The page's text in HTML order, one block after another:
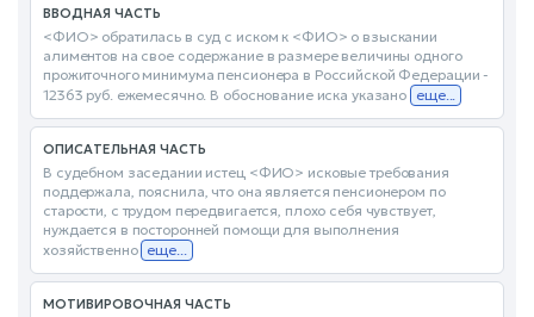
ВВОДНАЯ ЧАСТЬ
<ФИО> обратилась в суд с иском к <ФИО> о взыскании
алиментов на свое содержание в размере величины одного
прожиточного минимума пенсионера в Российской Федерации -
12363 руб. ежемесячно. В обоснование иска указано еще...
ОПИСАТЕЛЬНАЯ ЧАСТЬ
В судебном заседании истец <ФИО> исковые требования
поддержала, пояснила, что она является пенсионером по
старости, с трудом передвигается, плохо себя чувствует,
нуждается в посторонней помощи для выполнения
хозяйственно еще...
МОТИВИРОВОЧНАЯ ЧАСТЬ